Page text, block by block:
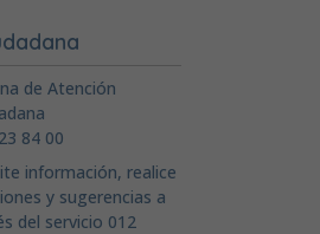
de Atención
84 00
información, realice
y sugerencias a
del servicio 012